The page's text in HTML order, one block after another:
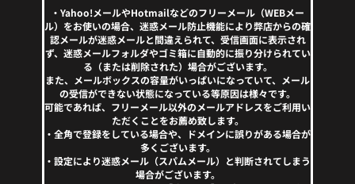
・Yahoo!メールやHotmailなどのフリーメール（WEBメー
ル）をお使いの場合、迷惑メール防止機能により弊店からの確
認メールが迷惑メールと間違えられて、受信画面に表示され
ず、迷惑メールフォルダやゴミ箱に自動的に振り分けられてい
る（または削除された）場合がございます。
また、メールボックスの容量がいっぱいになっていて、メール
の受信ができない状態になっている等原因は様々です。
可能であれば、フリーメール以外のメールアドレスをご利用い
ただくことをお薦め致します。
・全角で登録をしている場合や、ドメインに誤りがある場合が
多くございます。
・設定により迷惑メール（スパムメール）と判断されてしまう
場合がございます。